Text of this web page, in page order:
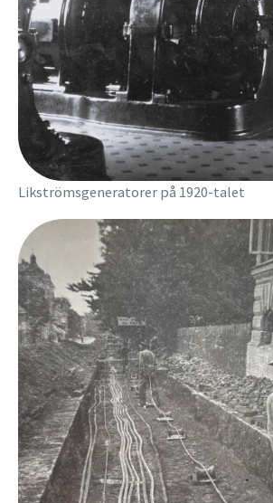
Likströmsgeneratorer på 1920-talet